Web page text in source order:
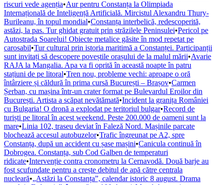
riscuri vede agenția•Aur pentru Constanța la Olimpiada
Internațională de Inteligență Artificială. Mircistul Alexandru Thury-
Burileanu, în topul mondial•Constanța interbelică, redescoperită,
astăzi, la pas. Tur ghidat gratuit prin străzilele Peninsulei•Pericol pe
Autostrada Soarelui! Obiecte metalice găsite în mod repetat pe
carosabil•Tur cultural prin istoria maritimă a Constanței. Participanții
sunt invitați să descopere poveștile orașului de la malul mării•Avarie
RAJA la Mangalia. Apa va fi oprită în această noapte în patru
stațiuni de pe litoral•Tren nou, probleme vechi: aproape o oră
întârziere și căldură în prima cursă București – Brașov•Carmen
Șerban, cu mașina într-un crater format pe Bulevardul Eroilor din
București. Artista a scăpat nevătămată•Incident la granița României
cu Bulgaria! O dronă a explodat pe teritoriul bulgar•Record de
turiști pe litoral în acest weekend. Peste 200.000 de oameni sunt la
mare•Linia 102, traseu deviat în Faleză Nord. Mașinile parcate
blochează accesul autobuzelor•Trafic îngreunat pe A2, spre
Constanța, după un accident cu șase mașini•Canicula continuă în
Dobrogea. Constanța, sub Cod Galben de temperaturi
ridicate•Intervenție contra cronometru la Cernavodă. Două barje au
fost scufundate pentru a crește debitul de apă către centrala
nucleară•„Astăzi la Constanța”, calendar istoric 8 august. Drama